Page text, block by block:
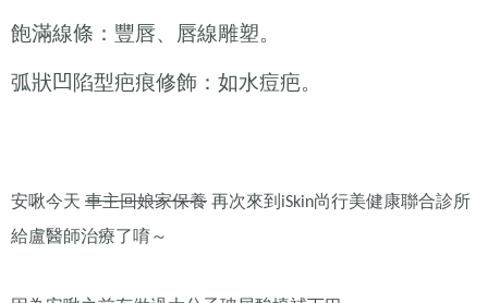
飽滿線條：豐唇、唇線雕塑。
弧狀凹陷型疤痕修飾：如水痘疤。
安啾今天 車主回娘家保養再次來到iSkin尚行美健康聯合診所
給盧醫師治療了唷～